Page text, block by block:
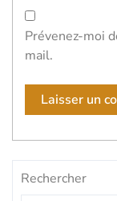
Prévenez-moi
mail.
Rechercher